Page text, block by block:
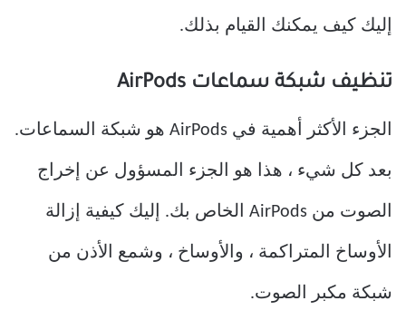
إليك كيف يمكنك القيام بذلك.
تنظيف شبكة سماعات AirPods
الجزء الأكثر أهمية في AirPods هو شبكة السماعات.
بعد كل شيء ، هذا هو الجزء المسؤول عن إخراج
الصوت من AirPods الخاص بك. إليك كيفية إزالة
الأوساخ المتراكمة ، والأوساخ ، وشمع الأذن من
شبكة مكبر الصوت.